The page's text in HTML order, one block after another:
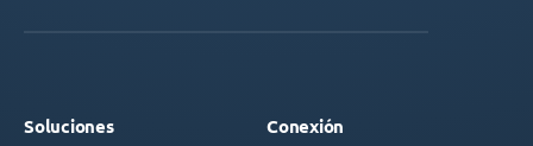
Soluciones Conexión